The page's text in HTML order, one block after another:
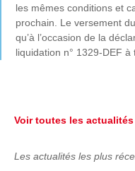
les mêmes conditions et
prochain. Le versement
qu’à l’occasion de la
liquidation n° 1329-DEF
Voir toutes les actualités
Les actualités les plus